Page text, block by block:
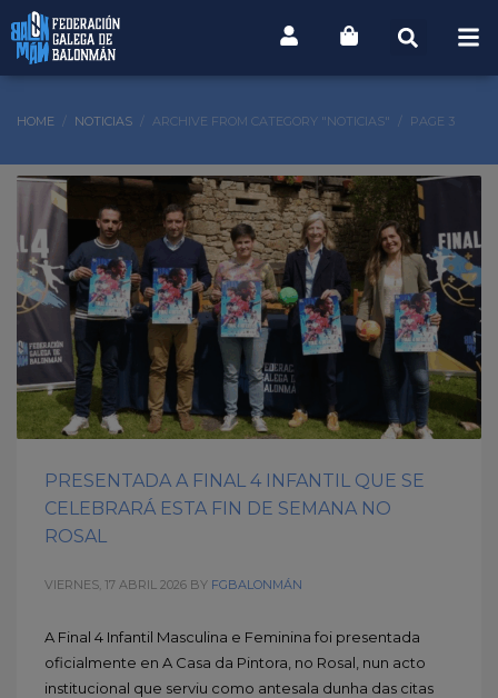
HOME NOTICIAS ARCHIVE FROM CATEGORY "NOTICIAS" PAGE 3
PRESENTADA A FINAL 4 INFANTIL QUE SE
CELEBRARÁ ESTA FIN DE SEMANA NO
ROSAL
VIERNES, 17 ABRIL 2026 BY FGBALONMÁN
A Final 4 Infantil Masculina e Feminina foi presentada
oficialmente en A Casa da Pintora, no Rosal, nun acto
institucional que serviu como antesala dunha das citas